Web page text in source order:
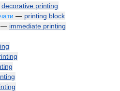
decorative printing
— printing block
— immediate printing